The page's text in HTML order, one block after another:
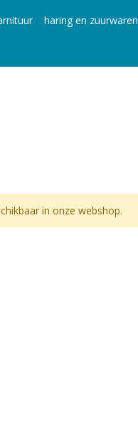
haring en zuurwaren
in onze webshop.